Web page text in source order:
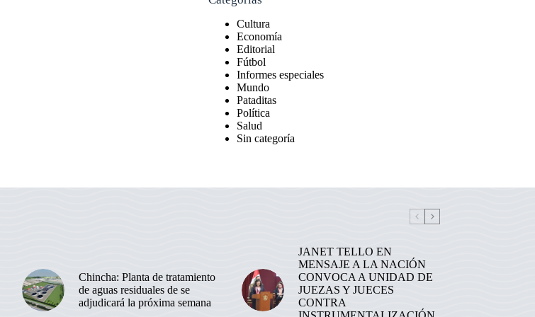
Cultura
Economía
Editorial
Fútbol
Informes especiales
Mundo
Pataditas
Política
Salud
Sin categoría
Chincha: Planta de tratamiento
de aguas residuales de se
adjudicará la próxima semana
JANET TELLO EN
MENSAJE A LA NACIÓN
CONVOCA A UNIDAD DE
JUEZAS Y JUECES
CONTRA